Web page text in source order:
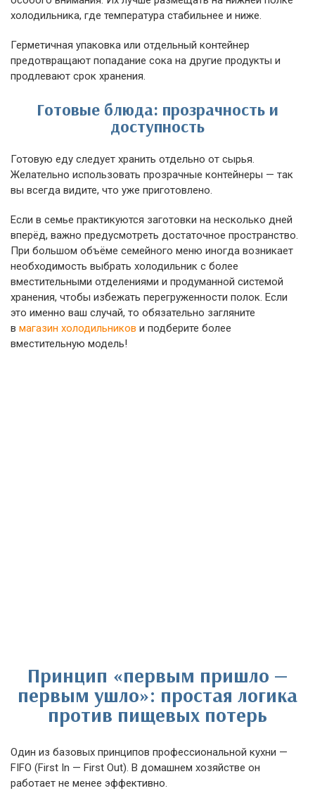
холодильника, где температура стабильнее и ниже.
Герметичная упаковка или отдельный контейнер
предотвращают попадание сока на другие продукты и
продлевают срок хранения.
Готовые блюда: прозрачность и
доступность
Готовую еду следует хранить отдельно от сырья.
Желательно использовать прозрачные контейнеры — так
вы всегда видите, что уже приготовлено.
Если в семье практикуются заготовки на несколько дней
вперёд, важно предусмотреть достаточное пространство.
При большом объёме семейного меню иногда возникает
необходимость выбрать холодильник с более
вместительными отделениями и продуманной системой
хранения, чтобы избежать перегруженности полок. Если
это именно ваш случай, то обязательно загляните
в магазин холодильников и подберите более
вместительную модель!
Принцип «первым пришло —
первым ушло»: простая логика
против пищевых потерь
Один из базовых принципов профессиональной кухни —
FIFO (First In — First Out). В домашнем хозяйстве он
работает не менее эффективно.